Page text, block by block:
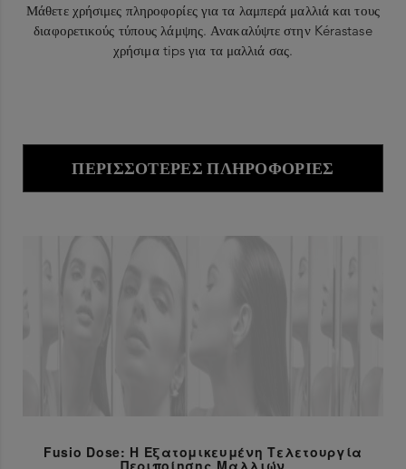
Μάθετε χρήσιμες πληροφορίες για τα λαμπερά μαλλιά και τους
διαφορετικούς τύπους λάμψης. Ανακαλύψτε στην Kérastase
χρήσιμα tips για τα μαλλιά σας.
ΠΕΡΙΣΣΌΤΕΡΕΣ ΠΛΗΡΟΦΟΡΊΕΣ
Fusio Dose: Η Εξατομικευμένη Τελετουργία
Περιποίησης Μαλλιών